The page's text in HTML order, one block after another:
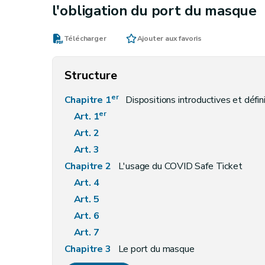
l'obligation du port du masque
Télécharger Ajouter aux favoris
Structure
Chapitre 1er
Dispositions introductives et
Art. 1er
Art. 2
Art. 3
Chapitre 2
L'usage du COVID Safe Ticket
Art. 4
Art. 5
Art. 6
Art. 7
Chapitre 3
Le port du masque